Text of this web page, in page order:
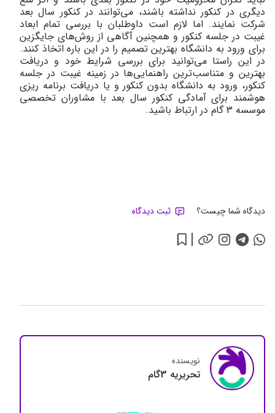
دیگری در کنکور نداشته باشند، می‌توانند در کنکور سال بعد
شرکت نمایند. اما لازم است داوطلبان با بررسی تمام ابعاد
غیبت در جلسه کنکور و همچنین آگاهی از روش‌های جایگزین
برای ورود به دانشگاه بهترین تصمیم را در این باره اتخاذ کنند.
در این راستا می‌توانید برای بررسی شرایط خود و دریافت
بهترین و متناسب‌ترین راهنمایی‌ها در زمینه غیبت در جلسه
کنکور، ورود به دانشگاه بدون کنکور و یا دریافت برنامه ریزی
هوشمند برای آمادگی کنکور سال بعد با مشاوران تخصصی
موسسه 3 گام در ارتباط باشید.
دیدگاه شما چیست؟ ثبت دیدگاه
نویسنده
تحريريه 3گام